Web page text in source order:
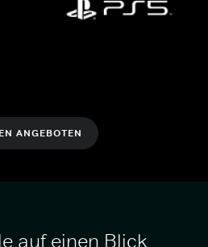
ANGEBOTEN
auf einen Blick